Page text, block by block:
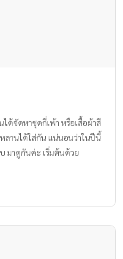
ด้จัดหาชุดกี่เพ้า หรือเสื้อผ้าสี
ลานได้ใส่กัน แน่นอนว่าในปีนี้
มาดูกันค่ะ เริ่มต้นด้วย
น กับคุณเจนี่ ที่มาจาก IG :
อยขวัญใจมหาชนของเราในปี
ายูในชุดกี่เพ้าสีชมพู มีคนกด